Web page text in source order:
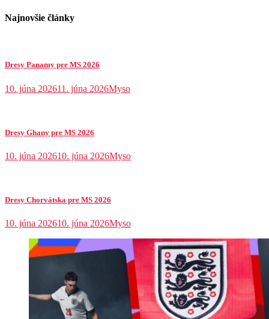
Najnovšie články
Dresy Panamy pre MS 2026
10. júna 202611. júna 2026Myso
Dresy Ghany pre MS 2026
10. júna 202610. júna 2026Myso
Dresy Chorvátska pre MS 2026
10. júna 202610. júna 2026Myso